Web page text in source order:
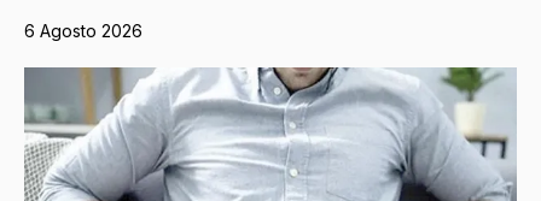
6 Agosto 2026